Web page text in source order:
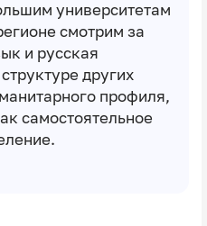
университетам
смотрим за
и русская
других
профиля,
самостоятельное